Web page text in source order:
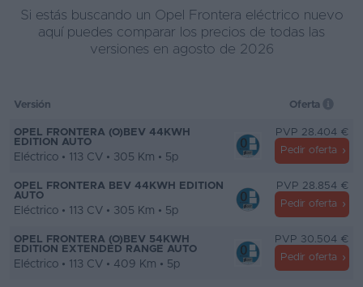
Si estás buscando un Opel Frontera eléctrico nuevo
aquí puedes comparar los precios de todas las
versiones en agosto de 2026
Versión Oferta
OPEL FRONTERA (O)BEV 44KWH
EDITION AUTO
Eléctrico • 113 CV • 305 Km • 5p
PVP 28.404 €
Pedir oferta
OPEL FRONTERA BEV 44KWH EDITION
AUTO
Eléctrico • 113 CV • 305 Km • 5p
PVP 28.854 €
Pedir oferta
OPEL FRONTERA (O)BEV 54KWH
EDITION EXTENDED RANGE AUTO
Eléctrico • 113 CV • 409 Km • 5p
PVP 30.504 €
Pedir oferta